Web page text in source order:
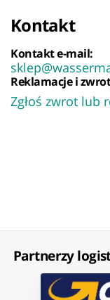
Kontakt
Kontakt e-mail:
Reklamacje i
Zgłoś zwrot lub
Partnerzy